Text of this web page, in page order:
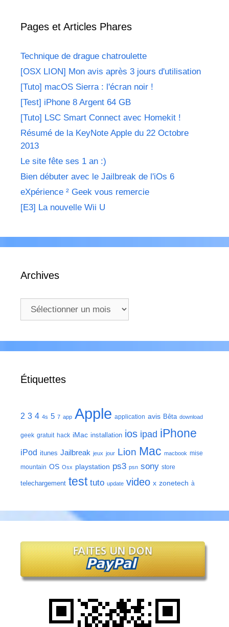
Pages et Articles Phares
Technique de drague chatroulette
[OSX LION] Mon avis après 3 jours d'utilisation
[Tuto] macOS Sierra : l'écran noir !
[Test] iPhone 8 Argent 64 GB
[Tuto] LSC Smart Connect avec Homekit !
Résumé de la KeyNote Apple du 22 Octobre
2013
Le site fête ses 1 an :)
Bien débuter avec le Jailbreak de l'iOs 6
eXpérience ² Geek vous remercie
[E3] La nouvelle Wii U
Archives
Archives
Étiquettes
2 3 4 4s 5 7 app Apple application avis Bêta download
geek gratuit hack iMac installation ios ipad iPhone
iPod itunes Jailbreak jeux jour Lion Mac macbook mise
mountain OS Osx playstation ps3 psn sony store
telechargement test tuto update video x zonetech à